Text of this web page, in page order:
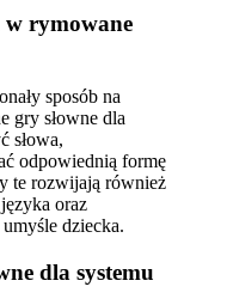
w rymowane
sposób na
gry słowne dla
słowa,
odpowiednią formę
te rozwijają również
oraz
dziecka.
dla systemu